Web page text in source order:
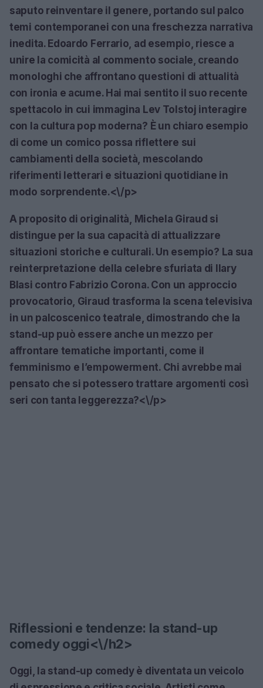
saputo reinventare il genere, portando sul palco
temi contemporanei con una freschezza narrativa
inedita. Edoardo Ferrario, ad esempio, riesce a
unire la comicità al commento sociale, creando
monologhi che affrontano questioni di attualità
con ironia e acume. Hai mai sentito il suo recente
spettacolo in cui immagina Lev Tolstoj interagire
con la cultura pop moderna? È un chiaro esempio
di come un comico possa riflettere sui
cambiamenti della società, mescolando
riferimenti letterari e situazioni quotidiane in
modo sorprendente.<\/p>
A proposito di originalità, Michela Giraud si
distingue per la sua capacità di attualizzare
situazioni storiche e culturali. Un esempio? La sua
reinterpretazione della celebre sfuriata di Ilary
Blasi contro Fabrizio Corona. Con un approccio
provocatorio, Giraud trasforma la scena televisiva
in un palcoscenico teatrale, dimostrando che la
stand-up può essere anche un mezzo per
affrontare tematiche importanti, come il
femminismo e l’empowerment. Chi avrebbe mai
pensato che si potessero trattare argomenti così
seri con tanta leggerezza?<\/p>
Riflessioni e tendenze: la stand-up
comedy oggi<\/h2>
Oggi, la stand-up comedy è diventata un veicolo